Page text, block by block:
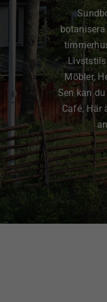
Sortiment
Schakt & Svets
Kontakt &
Webshop
Kundvagn
Möbler,
Sen kan
Café. Här